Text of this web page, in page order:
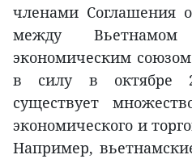
членами Соглашения
между
экономическим
в силу в октябре
существует
экономического и
Например,